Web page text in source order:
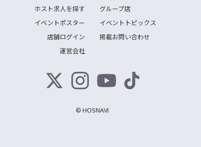
ホスト求人を探す
グループ店
イベントポスター
イベントトピックス
店舗ログイン
掲載お問い合わせ
運営会社
© HOSNAVI